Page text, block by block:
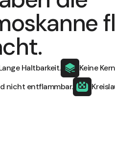
Haltbarkeit.
Keine
nicht entflammbar.